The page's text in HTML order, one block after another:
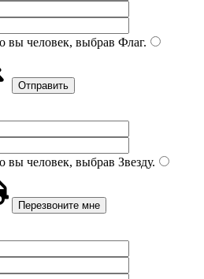
вы человек, выбрав Флаг.
вы человек, выбрав Звезду.